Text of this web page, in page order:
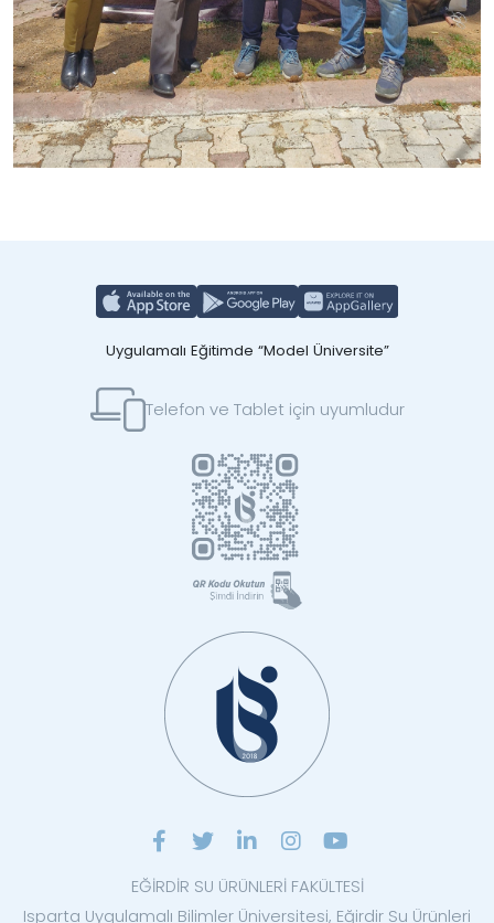
Uygulamalı Eğitimde “Model Üniversite”
Telefon ve Tablet için uyumludur
EĞİRDİR SU ÜRÜNLERİ FAKÜLTESİ
Isparta Uygulamalı Bilimler Üniversitesi, Eğirdir Su Ürünleri